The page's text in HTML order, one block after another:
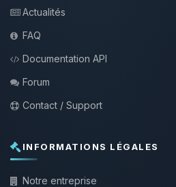
Actualités
FAQ
Documentation API
Forum
Contact / Support
INFORMATIONS LÉGALES
Notre entreprise